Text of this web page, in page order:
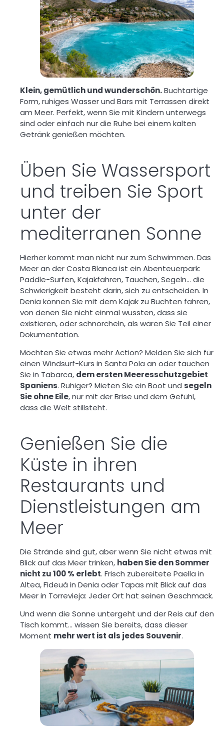
Klein, gemütlich und wunderschön.Buchtartige
Form, ruhiges Wasser und Bars mit Terrassen direkt
am Meer. Perfekt, wenn Sie mit Kindern unterwegs
sind oder einfach nur die Ruhe bei einem kalten
Getränk genießen möchten.
Üben Sie Wassersport
und treiben Sie Sport
unter der
mediterranen Sonne
Hierher kommt man nicht nur zum Schwimmen. Das
Meer an der Costa Blanca ist ein Abenteuerpark:
Paddle-Surfen, Kajakfahren, Tauchen, Segeln… die
Schwierigkeit besteht darin, sich zu entscheiden. In
Denia können Sie mit dem Kajak zu Buchten fahren,
von denen Sie nicht einmal wussten, dass sie
existieren, oder schnorcheln, als wären Sie Teil einer
Dokumentation.
Möchten Sie etwas mehr Action? Melden Sie sich für
einen Windsurf-Kurs in Santa Pola an oder tauchen
Sie in Tabarca, dem ersten Meeresschutzgebiet
Spaniens. Ruhiger? Mieten Sie ein Boot und segeln
Sie ohne Eile, nur mit der Brise und dem Gefühl,
dass die Welt stillsteht.
Genießen Sie die
Küste in ihren
Restaurants und
Dienstleistungen am
Meer
Die Strände sind gut, aber wenn Sie nicht etwas mit
Blick auf das Meer trinken, haben Sie den Sommer
nicht zu 100 % erlebt. Frisch zubereitete Paella in
Altea, Fideuà in Denia oder Tapas mit Blick auf das
Meer in Torrevieja: Jeder Ort hat seinen Geschmack.
Und wenn die Sonne untergeht und der Reis auf den
Tisch kommt… wissen Sie bereits, dass dieser
Moment mehr wert ist als jedes Souvenir.